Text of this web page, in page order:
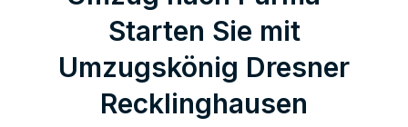
Starten Sie mit
Umzugskönig Dresner
Recklinghausen